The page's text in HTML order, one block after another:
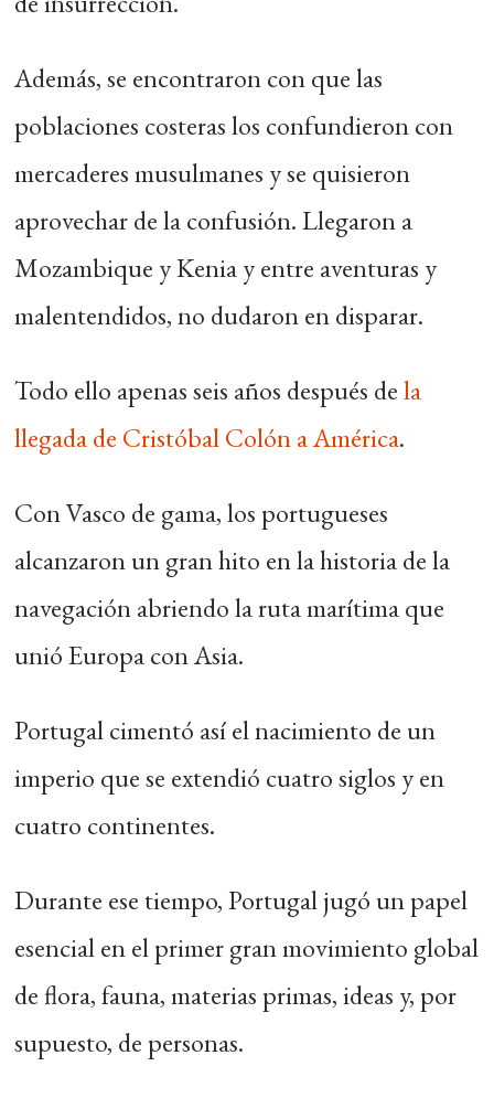
Además, se encontraron con que las
poblaciones costeras los confundieron con
mercaderes musulmanes y se quisieron
aprovechar de la confusión. Llegaron a
Mozambique y Kenia y entre aventuras y
malentendidos, no dudaron en disparar.
Todo ello apenas seis años después dela
llegada de Cristóbal Colón a América.
Con Vasco de gama, los portugueses
alcanzaron un gran hito en la historia de la
navegación abriendo la ruta marítima que
unió Europa con Asia.
Portugal cimentó así el nacimiento de un
imperio que se extendió cuatro siglos y en
cuatro continentes.
Durante ese tiempo, Portugal jugó un papel
esencial en el primer gran movimiento global
de flora, fauna, materias primas, ideas y, por
supuesto, de personas.